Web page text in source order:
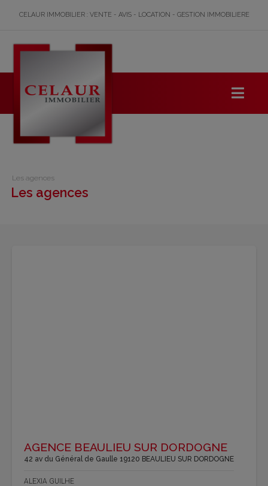
CELAUR IMMOBILIER : VENTE - AVIS - LOCATION - GESTION IMMOBILIERE
Les agences
Les agences
AGENCE BEAULIEU SUR DORDOGNE
42 av du Général de Gaulle 19120 BEAULIEU SUR DORDOGNE
ALEXIA GUILHE